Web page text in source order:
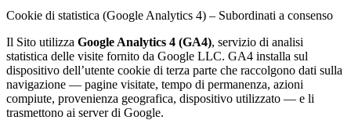
Cookie di statistica (Google Analytics 4) – Subordinati a consenso
Il Sito utilizza Google Analytics 4 (GA4), servizio di analisi
statistica delle visite fornito da Google LLC. GA4 installa sul
dispositivo dell’utente cookie di terza parte che raccolgono dati sulla
navigazione — pagine visitate, tempo di permanenza, azioni
compiute, provenienza geografica, dispositivo utilizzato — e li
trasmettono ai server di Google.